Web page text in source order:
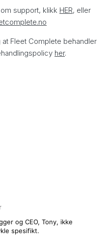
og CEO, Tony, ikke
spesifikt.